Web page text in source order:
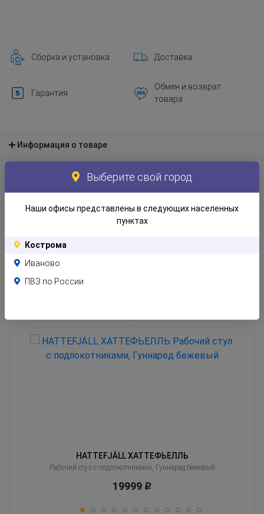
Сборка и установка Доставка
Гарантия
Обмен и возврат
товара
Информация о товаре
Материал и экологическая информация
Информация по упаковке
HATTEFJÄLL ХАТТЕФЬЕЛЛЬ
Рабочий стул с подлокотниками, Гуннаред бежевый
19999 Р
Выберите свой город
Наши офисы представлены в следующих населенных
пунктах
Кострома
Иваново
ПВЗ по России